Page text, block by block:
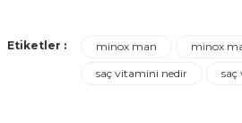
Ürün resmi kalitesiz, bozuk
Etiketler : minox man minox
saç vitamini nedir
saç